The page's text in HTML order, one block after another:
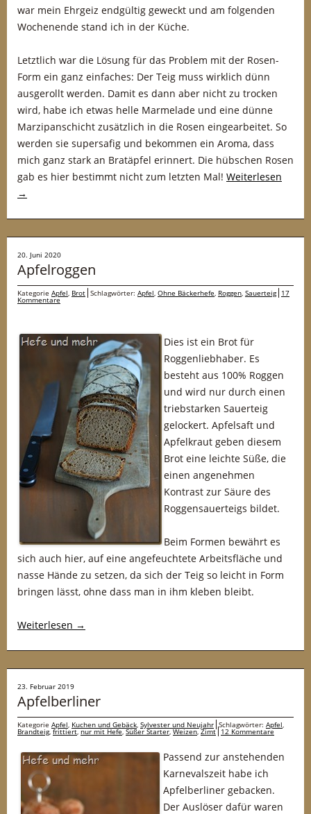
war mein Ehrgeiz endgültig geweckt und am folgenden
Wochenende stand ich in der Küche.
Letztlich war die Lösung für das Problem mit der Rosen-
Form ein ganz einfaches: Der Teig muss wirklich dünn
ausgerollt werden. Damit es dann aber nicht zu trocken
wird, habe ich etwas helle Marmelade und eine dünne
Marzipanschicht zusätzlich in die Rosen eingearbeitet. So
werden sie supersafig und bekommen ein Aroma, dass
mich ganz stark an Bratäpfel erinnert. Die hübschen Rosen
gab es hier bestimmt nicht zum letzten Mal! Weiterlesen
→
20. Juni 2020
Apfelroggen
Kategorie Apfel, Brot Schlagwörter: Apfel, Ohne Bäckerhefe, Roggen, Sauerteig 17
Kommentare
Dies ist ein Brot für
Roggenliebhaber. Es
besteht aus 100% Roggen
und wird nur durch einen
triebstarken Sauerteig
gelockert. Apfelsaft und
Apfelkraut geben diesem
Brot eine leichte Süße, die
einen angenehmen
Kontrast zur Säure des
Roggensauerteigs bildet.
Beim Formen bewährt es
sich auch hier, auf eine angefeuchtete Arbeitsfläche und
nasse Hände zu setzen, da sich der Teig so leicht in Form
bringen lässt, ohne dass man in ihm kleben bleibt.
Weiterlesen →
23. Februar 2019
Apfelberliner
Kategorie Apfel, Kuchen und Gebäck, Sylvester und Neujahr Schlagwörter: Apfel,
Brandteig,frittiert,nur mit Hefe,Süßer Starter,Weizen,Zimt 12 Kommentare
Passend zur anstehenden
Karnevalszeit habe ich
Apfelberliner gebacken.
Der Auslöser dafür waren